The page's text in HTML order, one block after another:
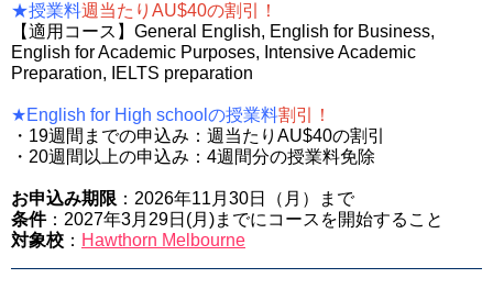
★授業料週当たりAU$40の割引！
【適用コース】General English, English for Business,
English for Academic Purposes, Intensive Academic
Preparation, IELTS preparation
★English for High schoolの授業料割引！
・19週間までの申込み：週当たりAU$40の割引
・20週間以上の申込み：4週間分の授業料免除
お申込み期限 ：2026年11月30日（月）まで
条件：2027年3月29日(月)までにコースを開始すること
対象校 ： Hawthorn Melbourne